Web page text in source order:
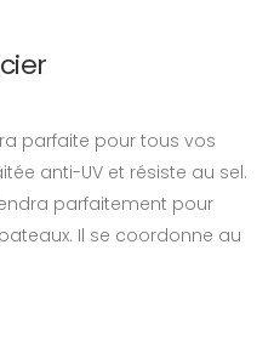
parfaite pour tous vos
anti-UV et résiste au sel.
parfaitement pour
Il se coordonne au